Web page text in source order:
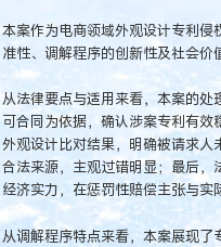
本案作为电商领域外观设计专利
准性、调解程序的创新性及社会价
从法律要点与适用来看，本案的
可合同为依据，确认涉案专利有
外观设计比对结果，明确被请求
合法来源，主观过错明显；最后，
经济实力，在惩罚性赔偿主张与实
从调解程序特点来看，本案展现